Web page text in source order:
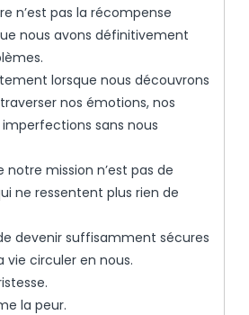
n’est pas la récompense
nous avons définitivement
lorsque nous découvrons
nos émotions, nos
sans nous
mission n’est pas de
ne ressentent plus rien de
devenir suffisamment sécures
vie circuler en nous.
la peur.